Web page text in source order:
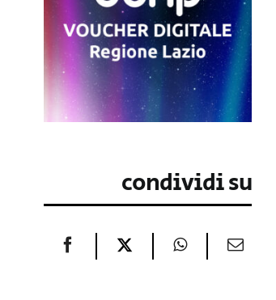
condividi su